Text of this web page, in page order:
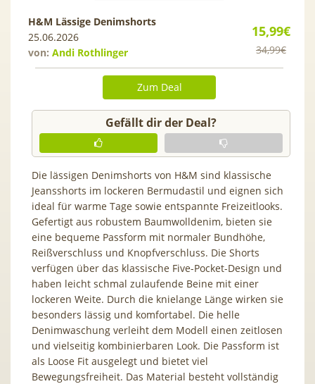
15,99€
34,99€
H&M Lässige Denimshorts
25.06.2026
von: Andi Rothlinger
Zum Deal
Gefällt dir der Deal?
Die lässigen Denimshorts von H&M sind klassische
Jeansshorts im lockeren Bermudastil und eignen sich
ideal für warme Tage sowie entspannte Freizeitlooks.
Gefertigt aus robustem Baumwolldenim, bieten sie
eine bequeme Passform mit normaler Bundhöhe,
Reißverschluss und Knopfverschluss. Die Shorts
verfügen über das klassische Five-Pocket-Design und
haben leicht schmal zulaufende Beine mit einer
lockeren Weite. Durch die knielange Länge wirken sie
besonders lässig und komfortabel. Die helle
Denimwaschung verleiht dem Modell einen zeitlosen
und vielseitig kombinierbaren Look. Die Passform ist
als Loose Fit ausgelegt und bietet viel
Bewegungsfreiheit. Das Material besteht vollständig